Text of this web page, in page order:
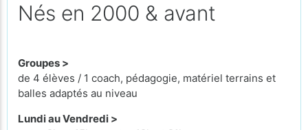
Nés en 2000 & avant
Groupes >
de 4 élèves / 1 coach, pédagogie, matériel terrains et
balles adaptés au niveau
Lundi au Vendredi >